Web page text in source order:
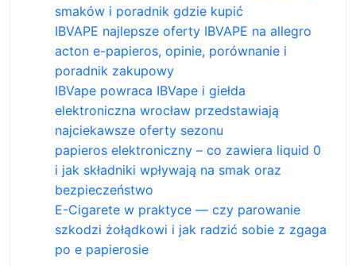
smaków i poradnik gdzie kupić
IBVAPE najlepsze oferty IBVAPE na allegro
acton e-papieros, opinie, porównanie i
poradnik zakupowy
IBVape powraca IBVape i giełda
elektroniczna wrocław przedstawiają
najciekawsze oferty sezonu
papieros elektroniczny – co zawiera liquid 0
i jak składniki wpływają na smak oraz
bezpieczeństwo
E-Cigarete w praktyce — czy parowanie
szkodzi żołądkowi i jak radzić sobie z zgaga
po e papierosie